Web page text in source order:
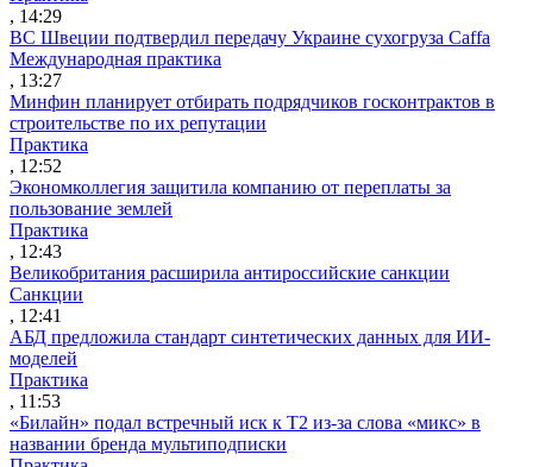
, 14:29
ВС Швеции подтвердил передачу Украине сухогруза Caffa
Международная практика
, 13:27
Минфин планирует отбирать подрядчиков госконтрактов в
строительстве по их репутации
Практика
, 12:52
Экономколлегия защитила компанию от переплаты за
пользование землей
Практика
, 12:43
Великобритания расширила антироссийские санкции
Санкции
, 12:41
АБД предложила стандарт синтетических данных для ИИ-
моделей
Практика
, 11:53
«Билайн» подал встречный иск к Т2 из-за слова «микс» в
названии бренда мультиподписки